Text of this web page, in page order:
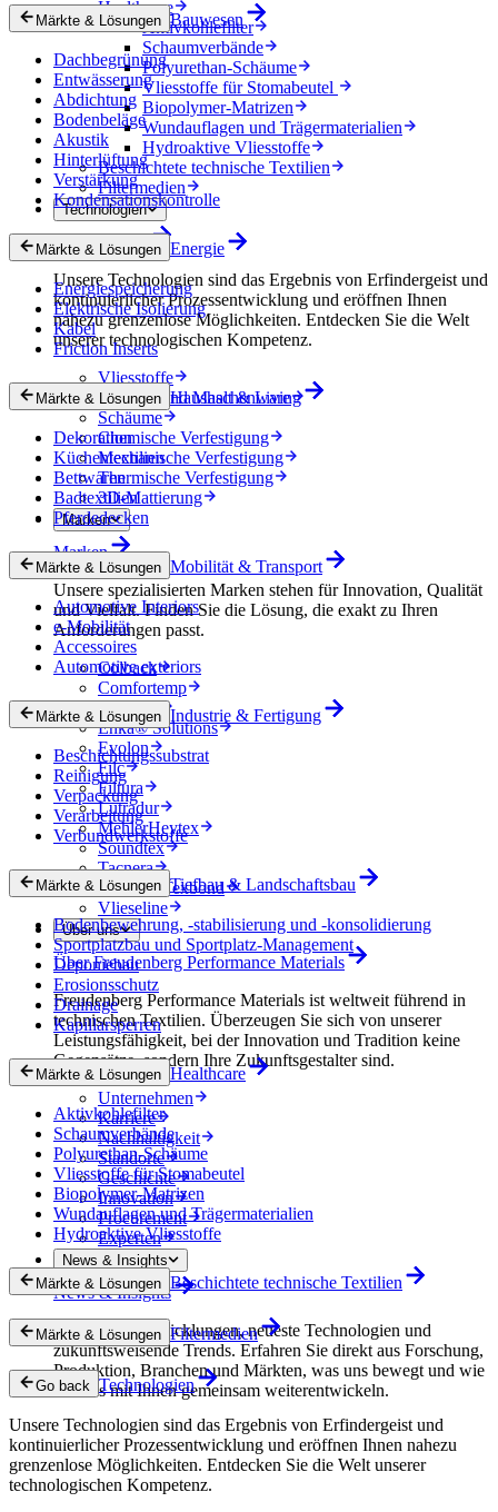
Healthcare
Aktivkohlefilter
Schaumverbände
Polyurethan-Schäume
Vliesstoffe für Stomabeutel
Biopolymer-Matrizen
Wundauflagen und Trägermaterialien
Hydroaktive Vliesstoffe
Beschichtete technische Textilien
Filtermedien
Technologien
Technologien
Unsere Technologien sind das Ergebnis von Erfindergeist und
kontinuierlicher Prozessentwicklung und eröffnen Ihnen
nahezu grenzenlose Möglichkeiten. Entdecken Sie die Welt
unserer technologischen Kompetenz.
Vliesstoffe
Gewebe und Maschenware
Schäume
Chemische Verfestigung
Mechanische Verfestigung
Thermische Verfestigung
3D-Mattierung
Marken
Marken
Unsere spezialisierten Marken stehen für Innovation, Qualität
und Vielfalt. Finden Sie die Lösung, die exakt zu Ihren
Anforderungen passt.
Colback
Comfortemp
Dripstop
Enka® Solutions
Evolon
Filc
Filtura
Lutradur
MehlerHeytex
Soundtex
Tacnera
Terbond-Texbond
Vlieseline
Über uns
Über Freudenberg Performance Materials
Freudenberg Performance Materials ist weltweit führend in
technischen Textilien. Überzeugen Sie sich von unserer
Leistungsfähigkeit, bei der Innovation und Tradition keine
Gegensätze, sondern Ihre Zukunftsgestalter sind.
Unternehmen
Karriere
Nachhaltigkeit
Standorte
Geschichte
Innovation
Procurement
Experten
News & Insights
News & Insights
Innovative Entwicklungen, neueste Technologien und
zukunftsweisende Trends. Erfahren Sie direkt aus Forschung,
Produktion, Branchen und Märkten, was uns bewegt und wie
wir uns mit Ihnen gemeinsam weiterentwickeln.
Märkte & Lösungen Bauwesen
Dachbegrünung
Entwässerung
Abdichtung
Bodenbeläge
Akustik
Hinterlüftung
Verstärkung
Kondensationskontrolle
Märkte & Lösungen Energie
Energiespeicherung
Elektrische Isolierung
Kabel
Friction Inserts
Märkte & Lösungen Haushalt & Living
Dekoration
Küchentextilien
Bettwaren
Badtextilien
Pferdedecken
Märkte & Lösungen Mobilität & Transport
Automotive Interiors
e-Mobilität
Accessoires
Automotive exteriors
Märkte & Lösungen Industrie & Fertigung
Beschichtungssubstrat
Reinigung
Verpackung
Verarbeitung
Verbundwerkstoffe
Märkte & Lösungen Tiefbau & Landschaftsbau
Bodenbewehrung, -stabilisierung und -konsolidierung
Sportplatzbau und Sportplatz-Management
Deponiebau
Erosionsschutz
Drainage
Kapillarsperren
Märkte & Lösungen Healthcare
Aktivkohlefilter
Schaumverbände
Polyurethan-Schäume
Vliesstoffe für Stomabeutel
Biopolymer-Matrizen
Wundauflagen und Trägermaterialien
Hydroaktive Vliesstoffe
Märkte & Lösungen Beschichtete technische Textilien
Märkte & Lösungen Filtermedien
Go back Technologien
Unsere Technologien sind das Ergebnis von Erfindergeist und
kontinuierlicher Prozessentwicklung und eröffnen Ihnen nahezu
grenzenlose Möglichkeiten. Entdecken Sie die Welt unserer
technologischen Kompetenz.